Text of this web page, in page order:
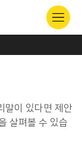
말이 있다면 제안
살펴볼 수 있습